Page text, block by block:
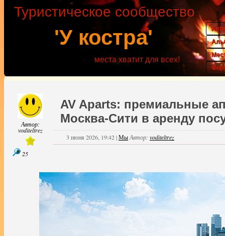
'У костра'
Туристическое сообщество
места хватит для всех!
Автор:
voditeltrez
25
AV Aparts: премиальные
Москва-Сити в аренду
3 июня 2026, 19:42|МыАвтор: voditeltrez